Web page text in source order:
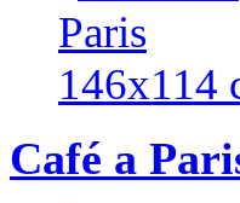
Café a